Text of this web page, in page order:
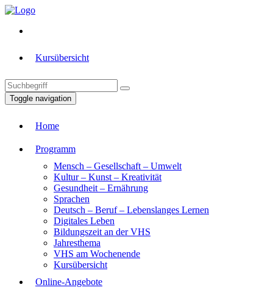
Kursübersicht
Toggle navigation
Home
Programm
Mensch – Gesellschaft – Umwelt
Kultur – Kunst – Kreativität
Gesundheit – Ernährung
Sprachen
Deutsch – Beruf – Lebenslanges Lernen
Digitales Leben
Bildungszeit an der VHS
Jahresthema
VHS am Wochenende
Kursübersicht
Online-Angebote